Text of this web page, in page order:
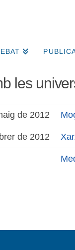
les
de 2012
de 2012